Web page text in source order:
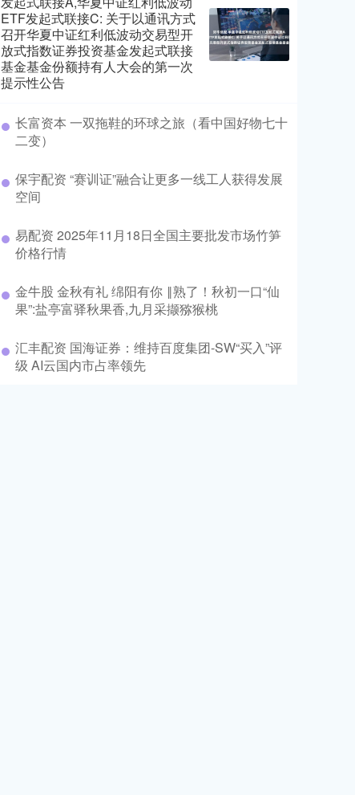
ETF发起式联接C: 关于以通讯方式
召开华夏中证红利低波动交易型开
放式指数证券投资基金发起式联接
基金基金份额持有人大会的第一次
提示性公告
长富资本 一双拖鞋的环球之旅（看中国好物七十
二变）
保宇配资 “赛训证”融合让更多一线工人获得发展
空间
易配资 2025年11月18日全国主要批发市场竹笋
价格行情
金牛股 金秋有礼 绵阳有你 ‖熟了！秋初一口“仙
果”:盐亭富驿秋果香,九月采撷猕猴桃
汇丰配资 国海证券：维持百度集团-SW“买入”评
级 AI云国内市占率领先